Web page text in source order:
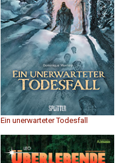
Ein unerwarteter Todesfall